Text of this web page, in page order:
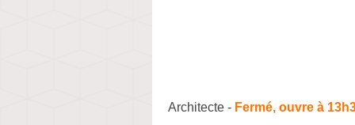
Architecte - Fermé, ouvre à